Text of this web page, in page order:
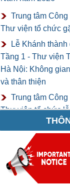
Trung tâm
Thư viện tổ chức
Lễ Khánh
Tầng 1 - Thư viện
Hà Nội: Không
và thân thiện
Trung tâm
Thư viện tổ chức
Khai mạc Khóa
cho chuyên gia